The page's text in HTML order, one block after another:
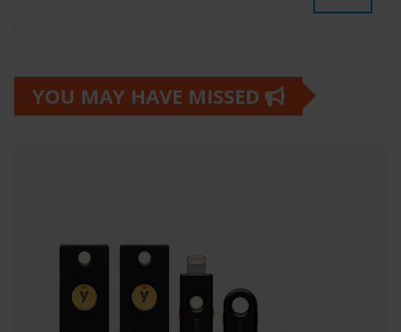
YOU MAY HAVE MISSED